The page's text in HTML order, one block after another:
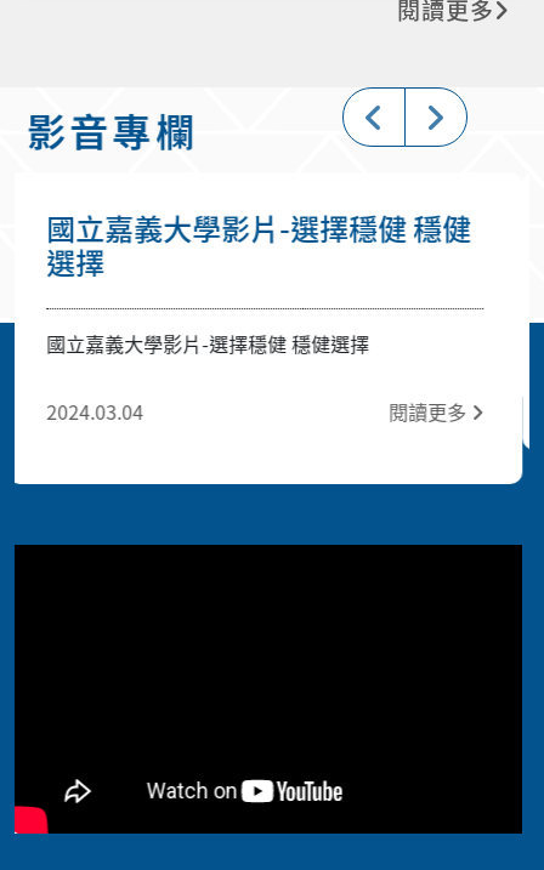
閱讀更多
穩健
閱讀更多
影音專欄
讓學習及夢想繼續「嘉」大
讓學習及夢想繼續「嘉」大！